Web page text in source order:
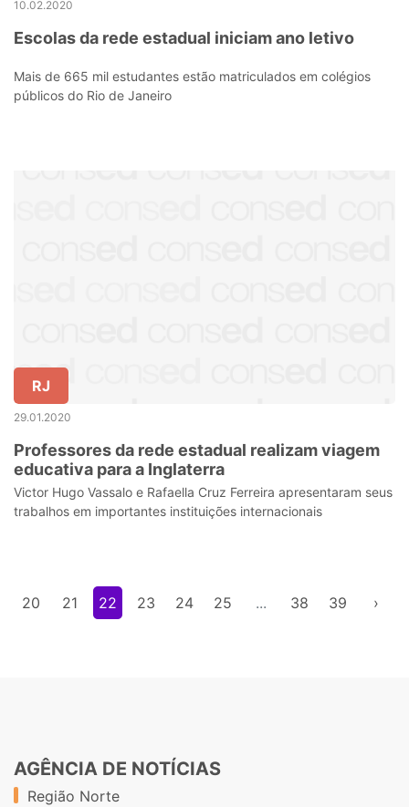
10.02.2020
Escolas da rede estadual iniciam ano letivo
Mais de 665 mil estudantes estão matriculados em colégios
públicos do Rio de Janeiro
RJ
29.01.2020
Professores da rede estadual realizam viagem
educativa para a Inglaterra
Victor Hugo Vassalo e Rafaella Cruz Ferreira apresentaram seus
trabalhos em importantes instituições internacionais
20 21 22 23 24 25 ... 38 39 ›
AGÊNCIA DE NOTÍCIAS
Região Norte